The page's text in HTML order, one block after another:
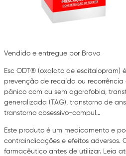
Vendido e entregue por Brava
Esc ODT® (oxalato de
prevenção de recaída ou recorrência
pânico com ou sem agorafobia,
generalizada (TAG), transtorno de
transtorno obsessivo-compul…
Este produto é um medicamento e
contraindicações e efeitos adversos.
farmacêutico antes de utilizar. Leia